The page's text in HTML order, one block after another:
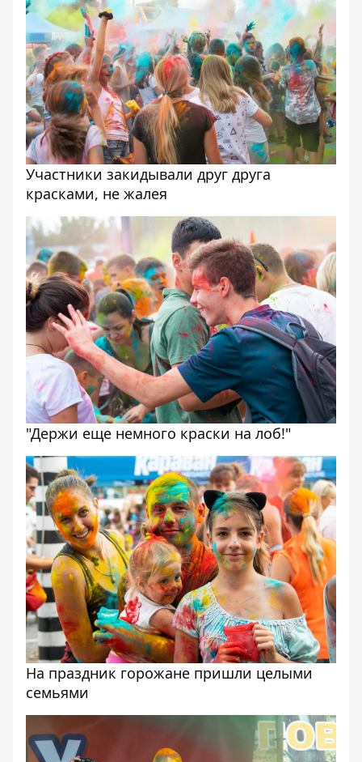
Участники закидывали друг друга
красками, не жалея
"Держи еще немного краски на лоб!"
На праздник горожане пришли целыми
семьями